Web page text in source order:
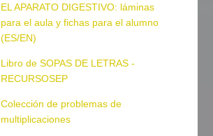
EL APARATO DIGESTIVO: láminas
para el aula y fichas para el alumno
(ES/EN)
Libro de SOPAS DE LETRAS -
RECURSOSEP
Colección de problemas de
multiplicaciones